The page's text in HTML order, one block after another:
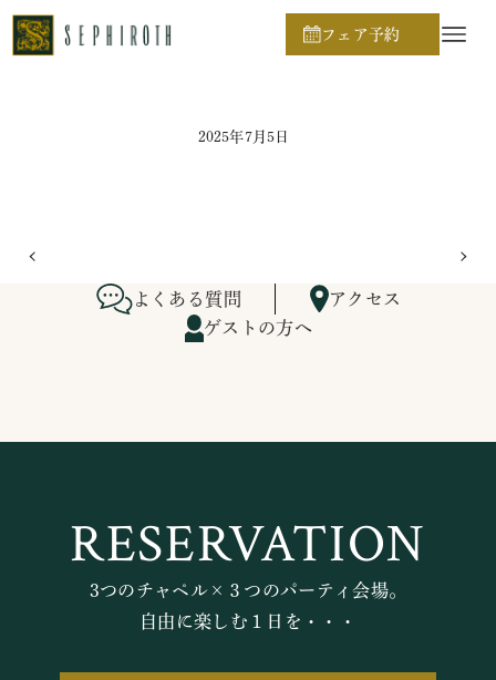
フェア予約
ホーム
2025年7月5日
よくある質問
アクセス
ゲストの方へ
RESERVATION
3つのチャペル×３つのパーティ会場。
自由に楽しむ１日を・・・